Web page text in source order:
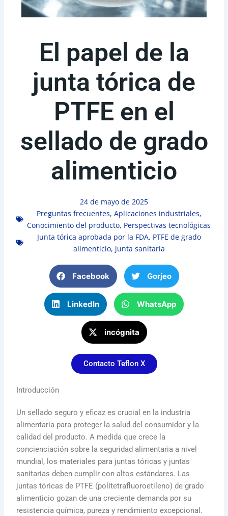
El papel de la
junta tórica de
PTFE en el
sellado de grado
alimenticio
24 de mayo de 2025
Preguntas frecuentes, Aplicaciones industriales,
Conocimiento del producto, Perspectivas tecnológicas
Junta tórica aprobada por la FDA, PTFE de grado
alimenticio, junta sanitaria
Facebook Gorjeo
LinkedIn WhatsApp
incógnita
Contacto Teflon X
Introducción
Un sellado seguro y eficaz es crucial en la industria
alimentaria para proteger la salud del consumidor y la
calidad del producto. A medida que crece la
concienciación sobre la seguridad alimentaria a nivel
mundial, los materiales para juntas tóricas y juntas
sanitarias deben cumplir con altos estándares. Las
juntas tóricas de PTFE (politetrafluoroetileno) de grado
alimenticio gozan de una creciente demanda por su
resistencia química, pureza y rendimiento excepcional.